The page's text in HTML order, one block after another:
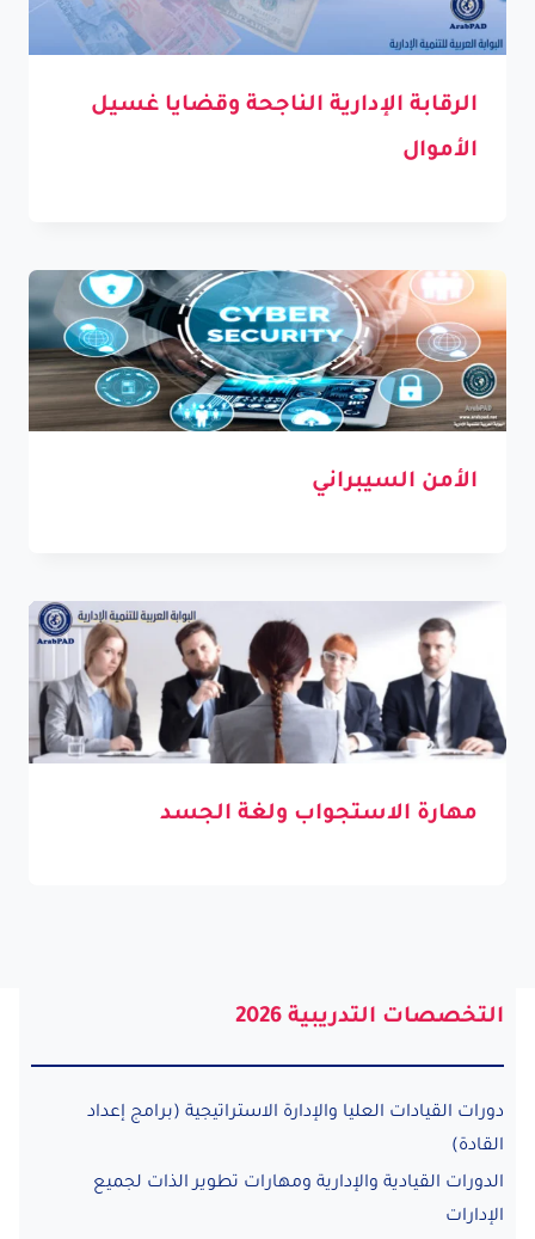
الرقابة الإدارية الناجحة وقضايا غسيل
الأموال
الأمن السيبراني
مهارة الاستجواب ولغة الجسد
التخصصات التدريبية 2026
دورات القيادات العليا والإدارة الاستراتيجية (برامج إعداد
القادة)
الدورات القيادية والإدارية ومهارات تطوير الذات لجميع
الإدارات